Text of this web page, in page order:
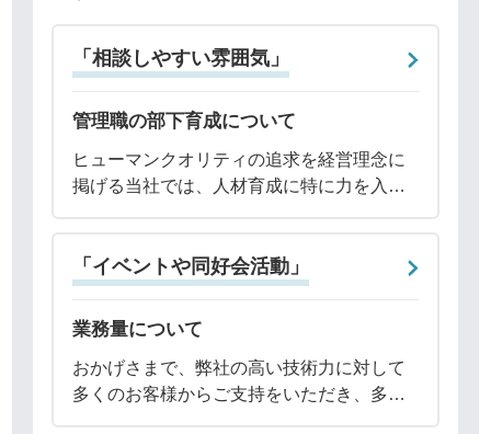
「相談しやすい雰囲気」
管理職の部下育成について
ヒューマンクオリティの追求を経営理念に
掲げる当社では、人材育成に特に力を入れ
しました。その中の一つとして、部下を育
成する社員のスキルを標準化するために、
主任ク
「イベントや同好会活動」
業務量について
おかげさまで、弊社の高い技術力に対して
多くのお客様からご支持をいただき、多数